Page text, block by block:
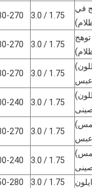
في
1.75 / 3.0
270
1.75 / 3.0
270
اللون)
عبس
1.75 / 3.0
270
اللون)
1.75 / 3.0
240
عبس
1.75 / 3.0
270
1.75 / 3.0
240
1.75 / 3.0
280